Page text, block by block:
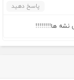
پاسخ دهید
نشه ها!!!!!!!!